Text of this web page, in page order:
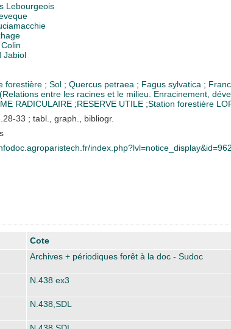
Lebourgeois
Jabiol
forestière ; Sol ; Quercus petraea ; Fagus sylvatica ;
entre les racines et le milieu. Enracinement,
RADICULAIRE ;RESERVE UTILE ;Station forestière
33 ; tabl., graph., bibliogr.
Cote
Archives + périodiques forêt à la doc - Sudoc
N.438 ex3
N.438,SDL